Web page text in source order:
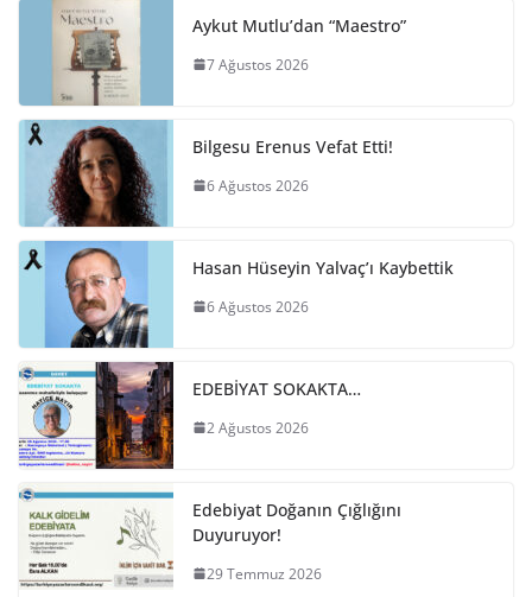
Aykut Mutlu’dan “Maestro”
7 Ağustos 2026
Bilgesu Erenus Vefat Etti!
6 Ağustos 2026
Hasan Hüseyin Yalvaç’ı Kaybettik
6 Ağustos 2026
EDEBİYAT SOKAKTA…
2 Ağustos 2026
Edebiyat Doğanın Çığlığını
Duyuruyor!
29 Temmuz 2026